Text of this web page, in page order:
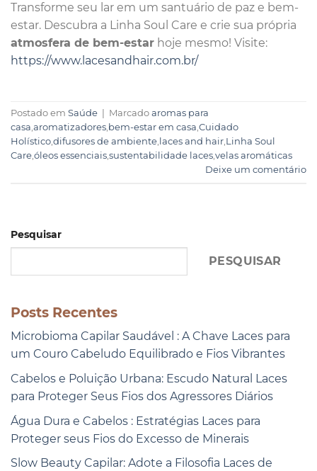
Pesquisar
PESQUISAR
Posts Recentes
Microbioma Capilar Saudável : A Chave Laces para
um Couro Cabeludo Equilibrado e Fios Vibrantes
Cabelos e Poluição Urbana: Escudo Natural Laces
para Proteger Seus Fios dos Agressores Diários
Água Dura e Cabelos : Estratégias Laces para
Proteger seus Fios do Excesso de Minerais
Slow Beauty Capilar: Adote a Filosofia Laces de
Transforme seu lar em um santuário de paz e bem-
estar. Descubra a Linha Soul Care e crie sua própria
atmosfera de bem-estar hoje mesmo! Visite:
https://www.lacesandhair.com.br/
Postado em Saúde Marcado aromas para
casa,aromatizadores,bem-estar em casa,Cuidado
Holístico,difusores de ambiente, laces and hair,Linha Soul
Care,óleos essenciais,sustentabilidade laces,velas aromáticas
Deixe um comentário